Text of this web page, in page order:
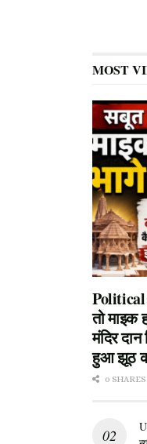
MOST
Political
तो माइक
मंदिर
हुआ झूठ
0 SHARES